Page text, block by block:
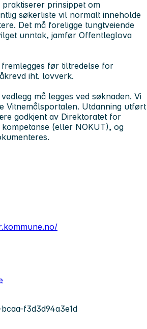
prinsippet om
søkerliste vil normalt inneholde
Det må foreligge tungtveiende
unntak, jamfør Offentleglova
fremlegges før tiltredelse for
iht. lovverk.
må legges ved søknaden. Vi
Vitnemålsportalen. Utdanning utført
godkjent av Direktoratet for
(eller NOKUT), og
f3d3d94a3e1d